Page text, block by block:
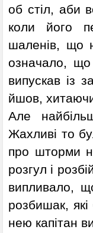
об стіл, аби
коли його
шаленів, що
означало, що
випускав із
йшов,
Але
Жахливі то
про шторми
розгул і
випливало,
розбишак,
нею капітан